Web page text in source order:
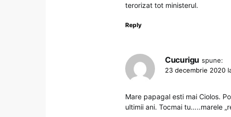
terorizat tot ministerul.
Reply
Cucurigu spune:
23 decembrie 2020
Mare papagal esti mai Ciolos.
ultimii ani. Tocmai tu…..marele